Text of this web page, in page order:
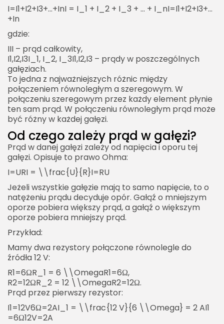
I=I1+I2+I3+…+InI = I_1 + I_2 + I_3 + … + I_nI=I1​+I2​+I3​+…
+In​
gdzie:
III – prąd całkowity,
I1,I2,I3I_1, I_2, I_3I1​,I2​,I3​ – prądy w poszczególnych
gałęziach.
To jedna z najważniejszych różnic między
połączeniem równoległym a szeregowym. W
połączeniu szeregowym przez każdy element płynie
ten sam prąd. W połączeniu równoległym prąd może
być różny w każdej gałęzi.
Od czego zależy prąd w gałęzi?
Prąd w danej gałęzi zależy od napięcia i oporu tej
gałęzi. Opisuje to prawo Ohma:
I=URI = \\frac{U}{R}I=RU​
Jeżeli wszystkie gałęzie mają to samo napięcie, to o
natężeniu prądu decyduje opór. Gałąź o mniejszym
oporze pobiera większy prąd, a gałąź o większym
oporze pobiera mniejszy prąd.
Przykład:
Mamy dwa rezystory połączone równolegle do
źródła 12 V:
R1=6ΩR_1 = 6 \\OmegaR1​=6Ω,
R2=12ΩR_2 = 12 \\OmegaR2​=12Ω.
Prąd przez pierwszy rezystor:
I1=12V6Ω=2AI_1 = \\frac{12 V}{6 \\Omega} = 2 AI1​
=6Ω12V​=2A
FAQ
równoległego?
Jak obliczyć opór zastępczy w połączeniu
równoległym?
Czy w połączeniu równoległym prąd jest taki
sam?
Co dzieje się z prądem w połączeniu
równoległym?
Czy opór zastępczy w połączeniu równoległym
rośnie?
Dlaczego urządzenia w domu są połączone
równolegle?
Co się stanie, gdy jedna żarówka w połączeniu
równoległym się przepali?
Czy można łączyć akumulatory równolegle?
Co daje połączenie równoległe
kondensatorów?
Czy połączenie równoległe jest bezpieczne?
Czym różni się połączenie równoległe od
szeregowego?